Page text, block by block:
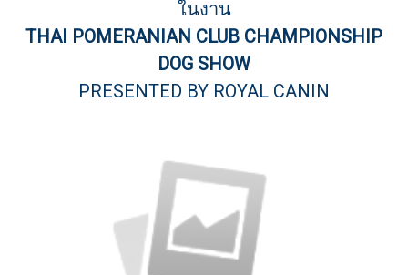
ในงาน
THAI POMERANIAN CLUB CHAMPIONSHIP
DOG SHOW
PRESENTED BY ROYAL CANIN